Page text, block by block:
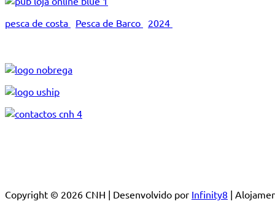
pesca de costa Pesca de Barco 2024
Copyright © 2026 CNH | Desenvolvido por Infinity8 |